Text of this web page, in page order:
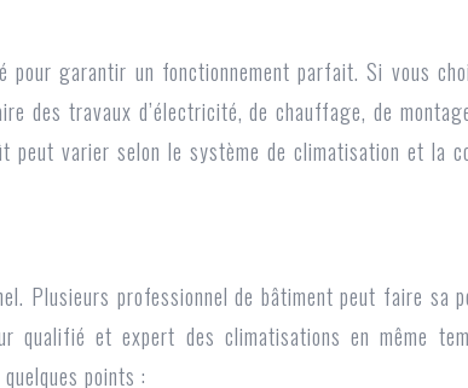
garantir un fonctionnement parfait. Si vous
des travaux d’électricité, de chauffage, de
varier selon le système de climatisation et la
Plusieurs professionnel de bâtiment peut faire
et expert des climatisations en même
points :